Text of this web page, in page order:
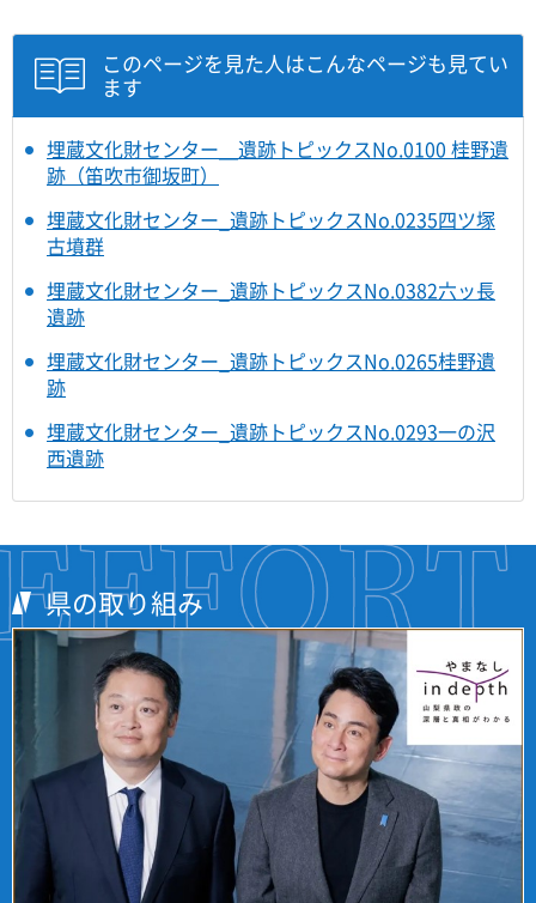
このページを見た人はこんなページも見てい
ます
埋蔵文化財センター＿遺跡トピックスNo.0100 桂野遺
跡（笛吹市御坂町）
埋蔵文化財センター_遺跡トピックスNo.0235四ツ塚
古墳群
埋蔵文化財センター_遺跡トピックスNo.0382六ッ長
遺跡
埋蔵文化財センター_遺跡トピックスNo.0265桂野遺
跡
埋蔵文化財センター_遺跡トピックスNo.0293一の沢
西遺跡
県の取り組み